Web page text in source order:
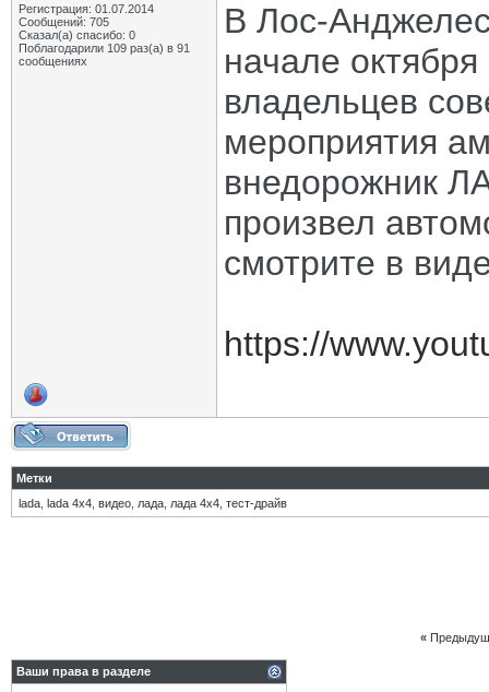
Регистрация: 01.07.2014
Сообщений: 705
Сказал(а) спасибо: 0
Поблагодарили 109 раз(а) в 91
сообщениях
В Лос-
начале
владельцев
мероприятия
внедорожник
произвел
смотрите в
https://
Метки
lada lada 4х4 видео лада лада 4х4 тест-драйв
«
Ваши права в разделе